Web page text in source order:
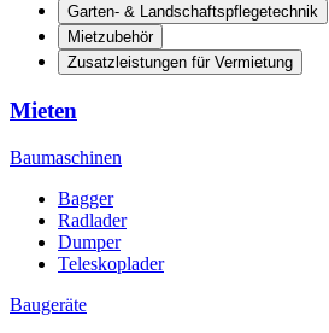
Garten- & Landschaftspflegetechnik
Mietzubehör
Zusatzleistungen für Vermietung
Mieten
Baumaschinen
Bagger
Radlader
Dumper
Teleskoplader
Baugeräte